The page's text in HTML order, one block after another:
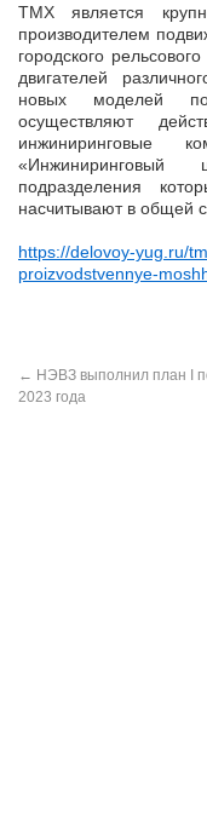
ТМХ является
производителем
городского
двигателей
новых моделей
осуществляют
инжиниринговые
«Инжиниринговый
подразделения
насчитывают в общей
https://delovoy-yug.ru/
proizvodstvennye-
← НЭВЗ выполнил план I
2023 года